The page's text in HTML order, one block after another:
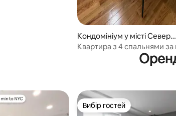
Кондомініум у місті Север Б
ерген
Квартира з 4 спальнями за
хвилин від Нью-Йорка та
Вибір гостей
Вибір гостей